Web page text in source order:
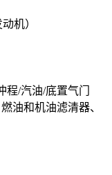
机）
/汽油/底置气门
油和机油滤清器、